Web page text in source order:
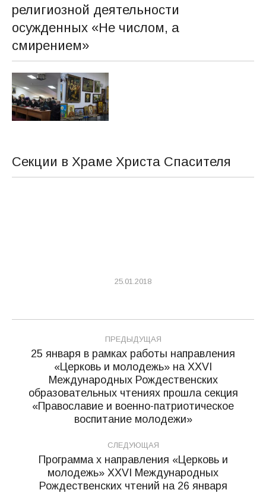
религиозной деятельности
осужденных «Не числом, а
смирением»
Секции в Храме Христа Спасителя
25.01.2018
Навигация
по
записям
ПРЕДЫДУЩАЯ
Предыдущая
запись:
25 января в рамках работы направления
«Церковь и молодежь» на XXVI
Международных Рождественских
образовательных чтениях прошла секция
«Православие и военно-патриотическое
воспитание молодежи»
СЛЕДУЮЩАЯ
Следующая
запись:
Программа x направления «Церковь и
молодежь» XXVI Международных
Рождественских чтений на 26 января